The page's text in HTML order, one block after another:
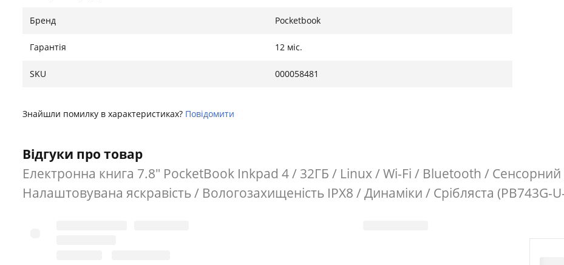
Бренд Pocketbook
Гарантія 12 міс.
SKU 000058481
Знайшли помилку в характеристиках? Повідомити
Відгуки про товар
Електронна книга 7.8" PocketBook Inkpad 4 / 32ГБ / Linux / Wi-Fi / Bluetooth / Сенсорний
Налаштовувана яскравість / Вологозахищеність IPX8 / Динаміки / Срібляста (PB743G-